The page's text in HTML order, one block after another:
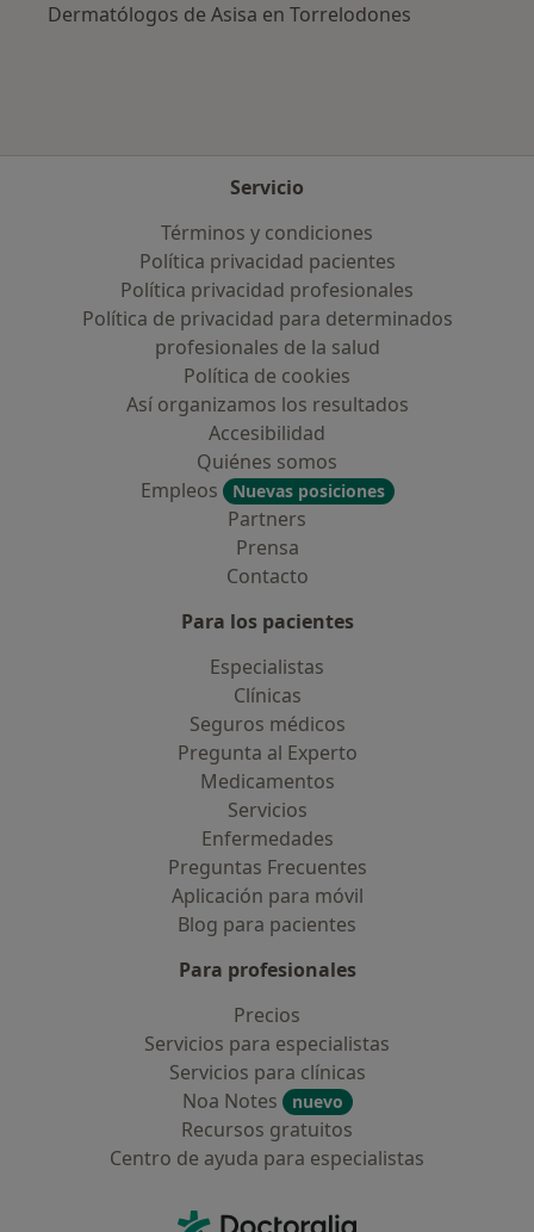
Dermatólogos de Asisa en Torrelodones
Servicio
Términos y condiciones
Política privacidad pacientes
Política privacidad profesionales
Política de privacidad para determinados
profesionales de la salud
Política de cookies
Así organizamos los resultados
Accesibilidad
Quiénes somos
Empleos
Nuevas posiciones
Partners
Prensa
Contacto
Para los pacientes
Especialistas
Clínicas
Seguros médicos
Pregunta al Experto
Medicamentos
Servicios
Enfermedades
Preguntas Frecuentes
Aplicación para móvil
Blog para pacientes
Para profesionales
Precios
Servicios para especialistas
Servicios para clínicas
Noa Notes
nuevo
Recursos gratuitos
Centro de ayuda para especialistas
Doctoralia - Página de inicio